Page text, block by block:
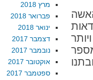
מרץ 2018
פברואר 2018
ינואר 2018
דצמבר 2017
נובמבר 2017
אוקטובר 2017
ספטמבר 2017